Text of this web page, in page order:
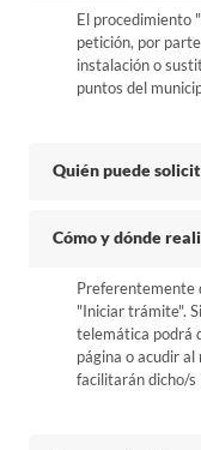
El procedimiento
petición, por
instalación o
puntos del
Quién puede
Cómo y dónde
Preferentemente
"Iniciar trámite".
telemática podrá
página o acudir
facilitarán dicho/s